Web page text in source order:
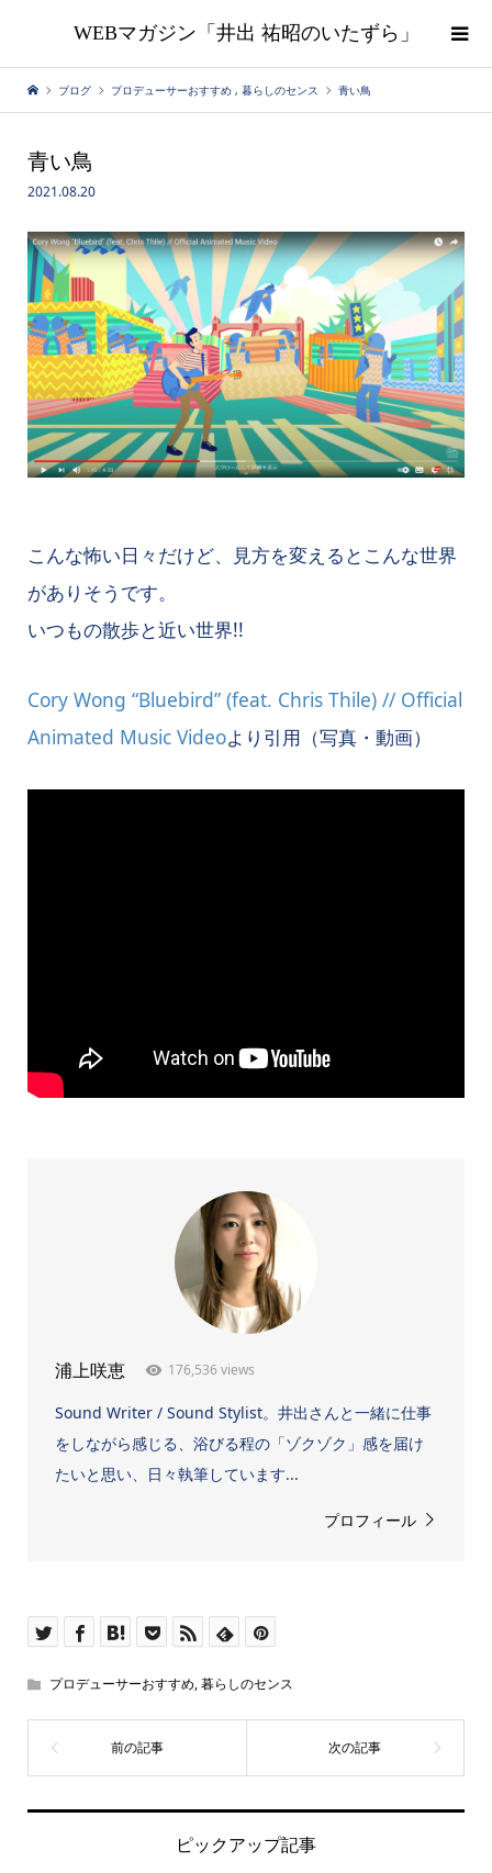
WEBマガジン「井出 祐昭のいたずら」
ブログ プロデューサーおすすめ , 暮らしのセンス 青い鳥
青い鳥
2021.08.20
こんな怖い日々だけど、見方を変えるとこんな世界
がありそうです。
いつもの散歩と近い世界!!
Cory Wong “Bluebird” (feat. Chris Thile) // Official
Animated Music Videoより引用（写真・動画）
浦上咲恵 176,536 views
Sound Writer / Sound Stylist。井出さんと一緒に仕事
をしながら感じる、浴びる程の「ゾクゾク」感を届け
たいと思い、日々執筆しています...
プロフィール
プロデューサーおすすめ,暮らしのセンス
ピックアップ記事